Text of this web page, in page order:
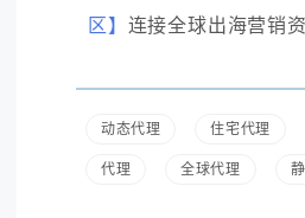
区】 连接全球出海营销资
动态代理 住宅代理
代理 全球代理